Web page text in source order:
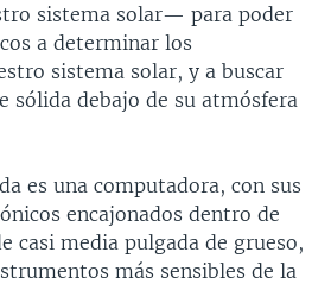
sistema solar— para poder
a determinar los
sistema solar, y a buscar
sólida debajo de su atmósfera
es una computadora, con sus
encajonados dentro de
casi media pulgada de grueso,
más sensibles de la